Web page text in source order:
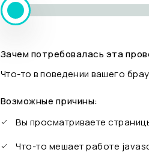
Зачем потребовалась эта
Что-то в поведении вашего
Возможные причины:
Вы просматриваете
Что-то мешает работе